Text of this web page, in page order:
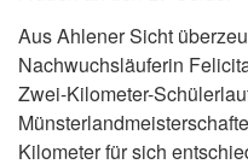
Aus Ahlener Sicht
Nachwuchsläuferin
Zwei-Kilometer-
Kilometer für sich